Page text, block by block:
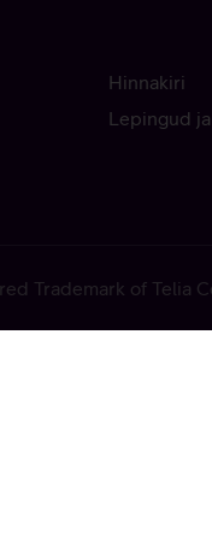
Hinnakiri
Lepingud
Trademark of Telia